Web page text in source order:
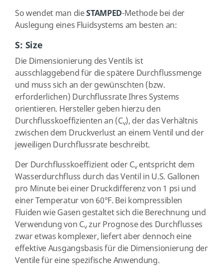
So wendet man dieSTAMPED-Methode bei der
Auslegung eines Fluidsystems am besten an:
S: Size
Die Dimensionierung des Ventils ist
ausschlaggebend für die spätere Durchflussmenge
und muss sich an der gewünschten (bzw.
erforderlichen) Durchflussrate Ihres Systems
orientieren. Hersteller geben hierzu den
Durchflusskoeffizienten an (Cv), der das Verhältnis
zwischen dem Druckverlust an einem Ventil und der
jeweiligen Durchflussrate beschreibt.
Der Durchflusskoeffizient oder Cventspricht dem
Wasserdurchfluss durch das Ventil in U.S. Gallonen
pro Minute bei einer Druckdifferenz von 1 psi und
einer Temperatur von 60°F. Bei kompressiblen
Fluiden wie Gasen gestaltet sich die Berechnung und
Verwendung von Cvzur Prognose des Durchflusses
zwar etwas komplexer, liefert aber dennoch eine
effektive Ausgangsbasis für die Dimensionierung der
Ventile für eine spezifische Anwendung.